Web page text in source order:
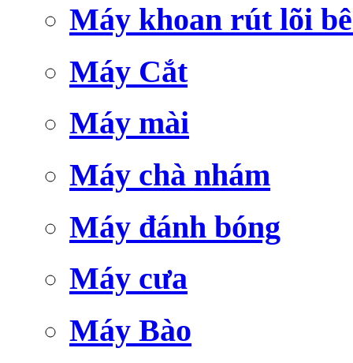
Máy khoan rút lõi
Máy Cắt
Máy mài
Máy chà nhám
Máy đánh bóng
Máy cưa
Máy Bào